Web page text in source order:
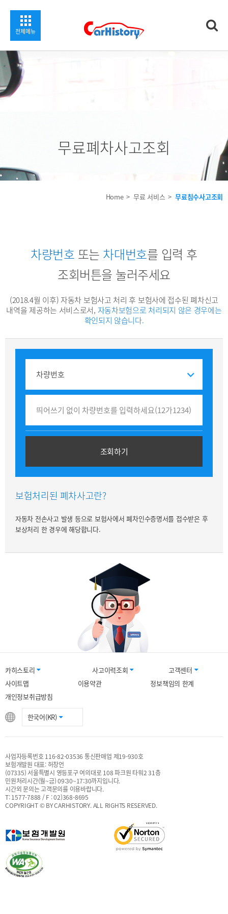
전체메뉴
무료폐차사고조회
Home 무료 서비스 무료침수사고조회
차량번호 또는 차대번호를 입력 후
조회버튼을 눌러주세요
(2018.4월 이후) 자동차 보험사고 처리 후 보험사에 접수된 폐차신고
내역을 제공하는 서비스로서, 자동차보험으로 처리되지 않은 경우에는
확인되지 않습니다.
조회하기
보험처리된 폐차사고란?
자동차 전손사고 발생 등으로 보험사에서 폐차인수증명서를 접수받은 후
보상처리 한 경우에 해당합니다.
카히스토리 사고이력조회
고객센터
사이트맵
이용약관
정보책임의 한계
개인정보취급방침
한국어(KR)
사업자등록번호 116-82-03536 통신판매업 제19-930호
보험개발원 대표: 허창언
(07335) 서울특별시 영등포구 여의대로 108 파크원 타워2 31층
민원처리시간(월~금) 09:30~17:30까지입니다.
시간외 문의는 고객문의를 이용바랍니다.
T: 1577-7888 / F : 02)368-8695
COPYRIGHT © BY CARHISTORY. ALL RIGHTS RESERVED.